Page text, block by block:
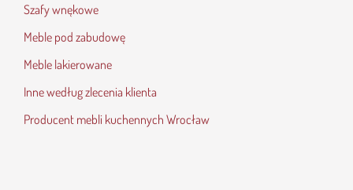
Szafy wnękowe
Meble pod zabudowę
Meble lakierowane
Inne według zlecenia klienta
Producent mebli kuchennych Wrocław